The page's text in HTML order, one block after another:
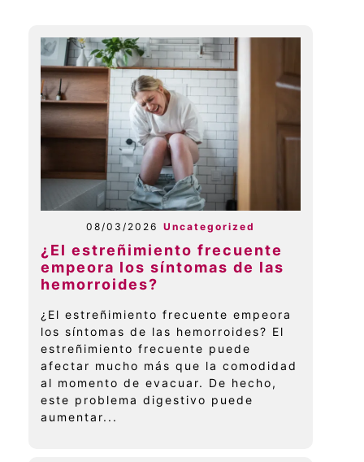
08/03/2026 Uncategorized
¿El estreñimiento frecuente
empeora los síntomas de las
hemorroides?
¿El estreñimiento frecuente empeora
los síntomas de las hemorroides? El
estreñimiento frecuente puede
afectar mucho más que la comodidad
al momento de evacuar. De hecho,
este problema digestivo puede
aumentar...